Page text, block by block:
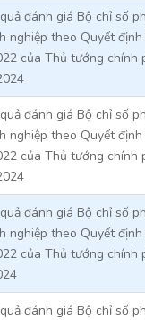
đánh giá Bộ chỉ số
nghiệp theo Quyết
của Thủ tướng chính
đánh giá Bộ chỉ số
nghiệp theo Quyết
của Thủ tướng chính
đánh giá Bộ chỉ số
nghiệp theo Quyết
của Thủ tướng chính
đánh giá Bộ chỉ số